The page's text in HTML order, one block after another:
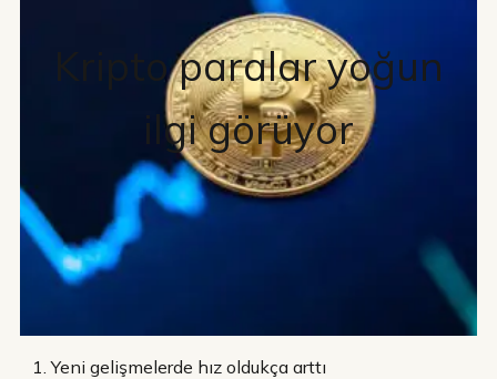
Kripto paralar yoğun
ilgi görüyor
Yeni gelişmelerde hız oldukça arttı